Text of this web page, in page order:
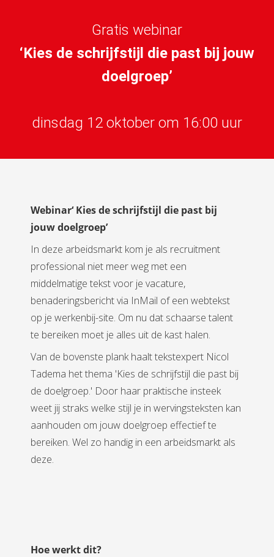
Gratis webinar
‘Kies de schrijfstijl die past bij jouw
doelgroep’
dinsdag 12 oktober om 16:00 uur
Webinar‘ Kies de schrijfstijl die past bij
jouw doelgroep’
In deze arbeidsmarkt kom je als recruitment
professional niet meer weg met een
middelmatige tekst voor je vacature,
benaderingsbericht via InMail of een webtekst
op je werkenbij-site. Om nu dat schaarse talent
te bereiken moet je alles uit de kast halen.
Van de bovenste plank haalt tekstexpert Nicol
Tadema het thema 'Kies de schrijfstijl die past bij
de doelgroep.' Door haar praktische insteek
weet jij straks welke stijl je in wervingsteksten kan
aanhouden om jouw doelgroep effectief te
bereiken. Wel zo handig in een arbeidsmarkt als
deze.
Hoe werkt dit?